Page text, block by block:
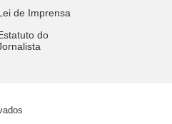
de Imprensa
do